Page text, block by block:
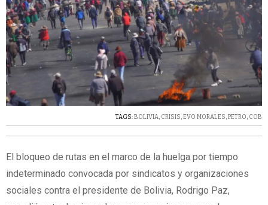
TAGS:BOLIVIA, CRISIS,EVO MORALES,PETRO, COB
El bloqueo de rutas en el marco de la huelga por tiempo
indeterminado convocada por sindicatos y organizaciones
sociales contra el presidente de Bolivia, Rodrigo Paz,